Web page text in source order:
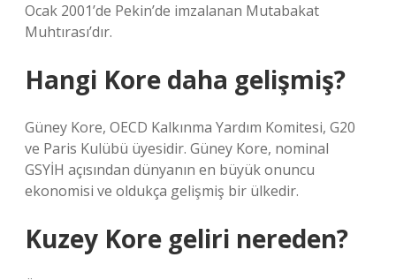
Ocak 2001’de Pekin’de imzalanan Mutabakat
Muhtırası’dır.
Hangi Kore daha gelişmiş?
Güney Kore, OECD Kalkınma Yardım Komitesi, G20
ve Paris Kulübü üyesidir. Güney Kore, nominal
GSYİH açısından dünyanın en büyük onuncu
ekonomisi ve oldukça gelişmiş bir ülkedir.
Kuzey Kore geliri nereden?